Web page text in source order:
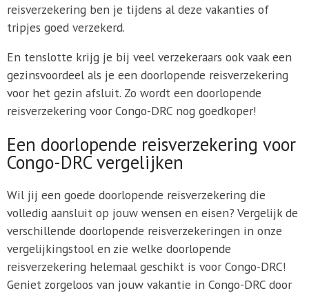
reisverzekering ben je tijdens al deze vakanties of
tripjes goed verzekerd.
En tenslotte krijg je bij veel verzekeraars ook vaak een
gezinsvoordeel als je een doorlopende reisverzekering
voor het gezin afsluit. Zo wordt een doorlopende
reisverzekering voor Congo-DRC nog goedkoper!
Een doorlopende reisverzekering voor
Congo-DRC vergelijken
Wil jij een goede doorlopende reisverzekering die
volledig aansluit op jouw wensen en eisen? Vergelijk de
verschillende doorlopende reisverzekeringen in onze
vergelijkingstool en zie welke doorlopende
reisverzekering helemaal geschikt is voor Congo-DRC!
Geniet zorgeloos van jouw vakantie in Congo-DRC door